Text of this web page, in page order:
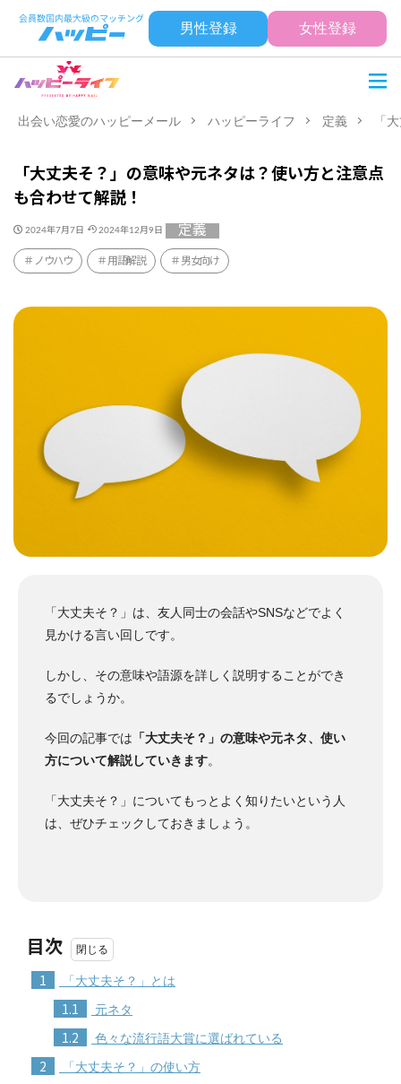
男性登録 女性登録
出会い恋愛のハッピーメール ハッピーライフ 定義 「
「大丈夫そ？」の意味や元ネタは？使い方と注意点
も合わせて解説！
2024年7月7日 2024年12月9日 定義
ノウハウ 用語解説 男女向け
「大丈夫そ？」は、友人同士の会話やSNSなどでよく
見かける言い回しです。
しかし、その意味や語源を詳しく説明することができ
るでしょうか。
今回の記事では 「大丈夫そ？」の意味や元ネタ、使い
方について解説していきます。
「大丈夫そ？」についてもっとよく知りたいという人
は、ぜひチェックしておきましょう。
目次
1 「大丈夫そ？」とは
1.1 元ネタ
1.2 色々な流行語大賞に選ばれている
2 「大丈夫そ？」の使い方